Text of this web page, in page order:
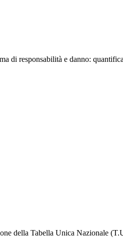
di responsabilità e danno:
della Tabella Unica Nazionale